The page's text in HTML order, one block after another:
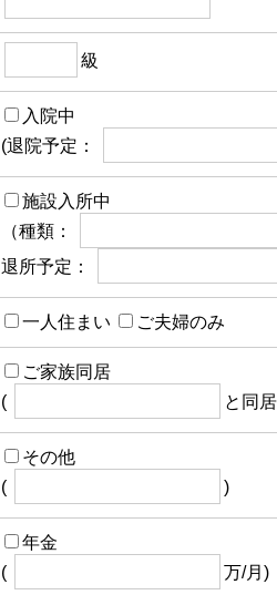
級
入院中
(退院予定：
施設入所中
（種類：
退所予定：
一人住まい ご夫婦のみ
ご家族同居
(
と同
その他
(
)
年金
(
万/月)